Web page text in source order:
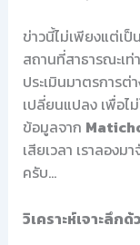
ข่าวนี้ไม่เพียงแต่เ
สถานที่สาธารณะเ
ประเมินมาตรการต่
เปลี่ยนแปลง เพื่อ
ข้อมูลจาก
เสียเวลา เราลอง
ครับ…
วิเคราะห์เจาะลึกด้